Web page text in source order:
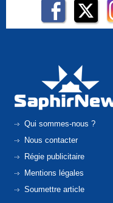
Qui sommes-nous ?
Nous contacter
Régie publicitaire
Mentions légales
Soumettre article